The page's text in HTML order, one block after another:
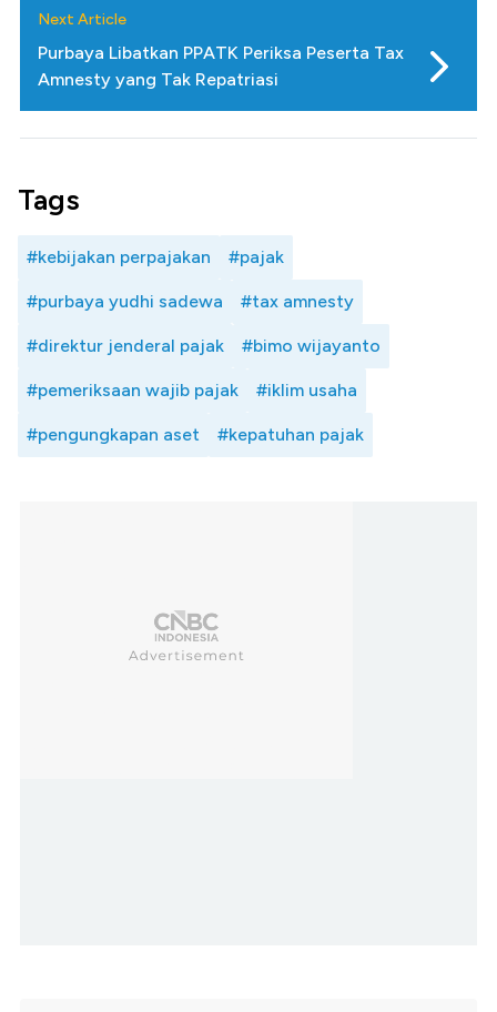
Next Article
Purbaya Libatkan PPATK Periksa Peserta Tax
Amnesty yang Tak Repatriasi
Tags
#kebijakan perpajakan #pajak
#purbaya yudhi sadewa #tax amnesty
#direktur jenderal pajak #bimo wijayanto
#pemeriksaan wajib pajak #iklim usaha
#pengungkapan aset #kepatuhan pajak